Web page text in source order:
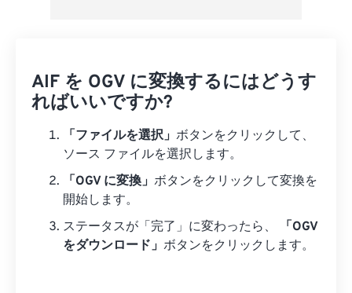
AIF を OGV に変換するにはどうす
ればいいですか?
「ファイルを選択」 ボタンをクリックして、
ソース ファイルを選択します。
「OGV に変換」 ボタンをクリックして変換を
開始します。
ステータスが「完了」に変わったら、
「OGV
をダウンロード」 ボタンをクリックします。